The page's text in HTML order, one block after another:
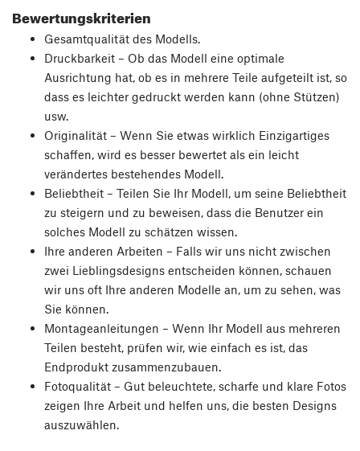
Bewertungskriterien
Gesamtqualität des Modells.
Druckbarkeit – Ob das Modell eine optimale
Ausrichtung hat, ob es in mehrere Teile aufgeteilt ist, so
dass es leichter gedruckt werden kann (ohne Stützen)
usw.
Originalität – Wenn Sie etwas wirklich Einzigartiges
schaffen, wird es besser bewertet als ein leicht
verändertes bestehendes Modell.
Beliebtheit – Teilen Sie Ihr Modell, um seine Beliebtheit
zu steigern und zu beweisen, dass die Benutzer ein
solches Modell zu schätzen wissen.
Ihre anderen Arbeiten – Falls wir uns nicht zwischen
zwei Lieblingsdesigns entscheiden können, schauen
wir uns oft Ihre anderen Modelle an, um zu sehen, was
Sie können.
Montageanleitungen – Wenn Ihr Modell aus mehreren
Teilen besteht, prüfen wir, wie einfach es ist, das
Endprodukt zusammenzubauen.
Fotoqualität – Gut beleuchtete, scharfe und klare Fotos
zeigen Ihre Arbeit und helfen uns, die besten Designs
auszuwählen.